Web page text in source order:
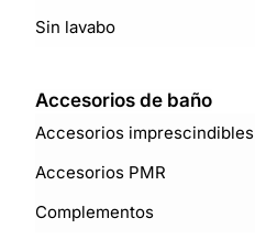
Sin lavabo
Accesorios de baño
Accesorios imprescindibles
Accesorios PMR
Complementos